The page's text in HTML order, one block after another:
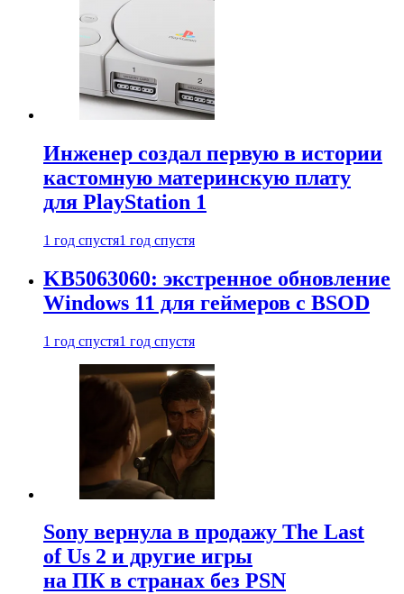
Инженер создал первую в истории
кастомную материнскую плату
для PlayStation 1
1 год спустя1 год спустя
KB5063060: экстренное обновление
Windows 11 для геймеров с BSOD
1 год спустя1 год спустя
Sony вернула в продажу The Last
of Us 2 и другие игры
на ПК в странах без PSN